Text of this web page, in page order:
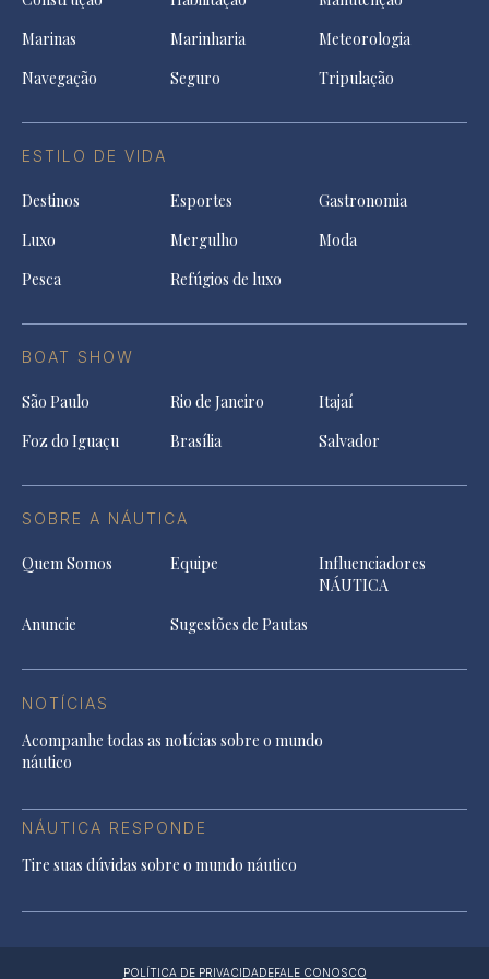
Marinas
Marinharia
Meteorologia
Navegação
Seguro Tripulação
ESTILO DE VIDA
Destinos Esportes
Gastronomia
Luxo
Mergulho
Moda
Pesca
Refúgios de luxo
BOAT SHOW
São Paulo Rio de Janeiro
Itajaí
Foz do Iguaçu
Brasília Salvador
SOBRE A NÁUTICA
Quem Somos Equipe
Influenciadores
NÁUTICA
Anuncie
Sugestões de Pautas
NOTÍCIAS
Acompanhe todas as notícias sobre o mundo
náutico
NÁUTICA RESPONDE
Tire suas dúvidas sobre o mundo náutico
POLÍTICA DE PRIVACIDADEFALE CONOSCO